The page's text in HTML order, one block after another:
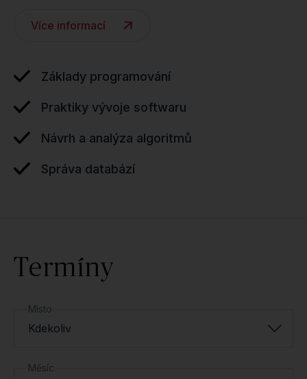
Více informací
Základy programování
Praktiky vývoje softwaru
Návrh a analýza algoritmů
Správa databází
Termíny
Místo
Kdekoliv
Měsíc